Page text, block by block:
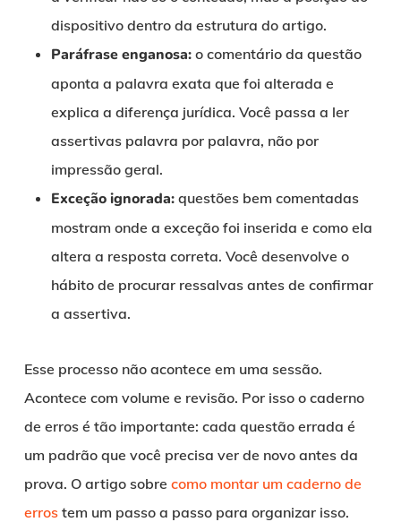
dispositivo dentro da estrutura do artigo.
Paráfrase enganosa:o comentário da questão
aponta a palavra exata que foi alterada e
explica a diferença jurídica. Você passa a ler
assertivas palavra por palavra, não por
impressão geral.
Exceção ignorada:questões bem comentadas
mostram onde a exceção foi inserida e como ela
altera a resposta correta. Você desenvolve o
hábito de procurar ressalvas antes de confirmar
a assertiva.
Esse processo não acontece em uma sessão.
Acontece com volume e revisão. Por isso o caderno
de erros é tão importante: cada questão errada é
um padrão que você precisa ver de novo antes da
prova. O artigo sobre como montar um caderno de
errostem um passo a passo para organizar isso.